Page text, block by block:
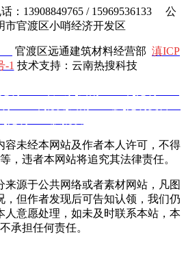
13908849765 / 15969536133 公
市官渡区小哨经济开发区
官渡区远通建筑材料经营部 滇ICP
-1 技术支持：云南热搜科技
容未经本网站及作者本人许可，不得
，违者本网站将追究其法律责任。
来源于公共网络或者素材网站，凡图
，但作者发现后可告知认领，我们仍
人意愿处理，如未及时联系本站，本
承担任何责任。